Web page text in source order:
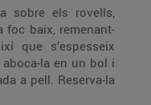
sobre els rovells,
que s’espesseix
la